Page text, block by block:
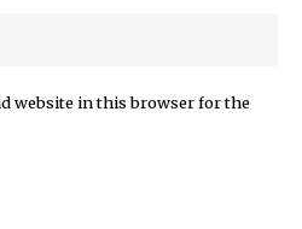
website in this browser for the